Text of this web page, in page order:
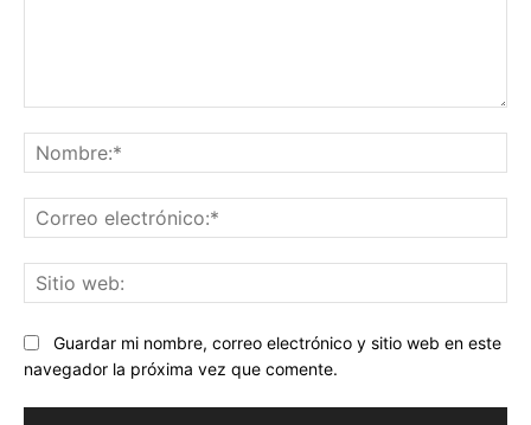
Guardar mi nombre, correo electrónico y sitio web en este
navegador la próxima vez que comente.